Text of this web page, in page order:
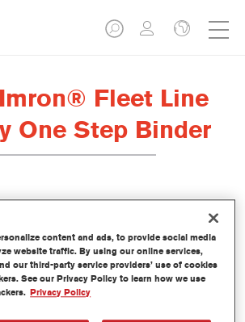
Fleet Line
One Step Binder
producto
content and ads, to provide social media
website traffic. By using our online services,
our third-party service providers’ use of cookies
See our Privacy Policy to learn how we use
Privacy Policy